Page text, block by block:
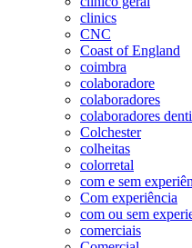
clinics
CNC
Coast of England
coimbra
colaboradore
colaboradores
colaboradores
Colchester
colheitas
colorretal
com e sem
Com experiência
com ou sem
comerciais